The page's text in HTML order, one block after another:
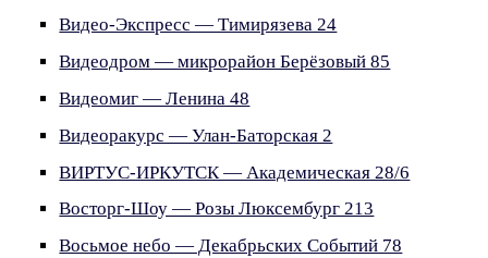
Видео-Экспресс — Тимирязева 24
Видеодром — микрорайон Берёзовый 85
Видеомиг — Ленина 48
Видеоракурс — Улан-Баторская 2
ВИРТУС-ИРКУТСК — Академическая 28/6
Восторг-Шоу — Розы Люксембург 213
Восьмое небо — Декабрьских Событий 78